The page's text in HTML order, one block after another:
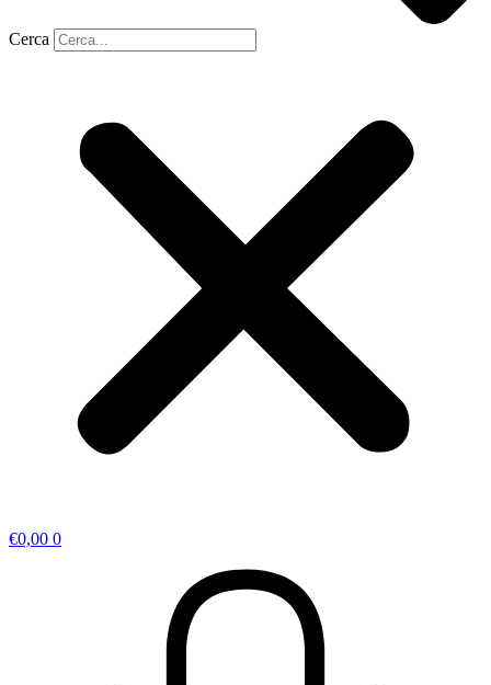
Cerca
€0,00 0